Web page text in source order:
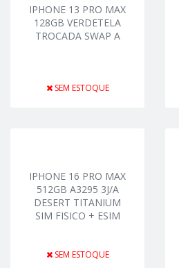
IPHONE 13 PRO MAX
128GB VERDETELA
TROCADA SWAP A
SEM ESTOQUE
IPHONE 16 PRO MAX
512GB A3295 3J/A
DESERT TITANIUM
SIM FISICO + ESIM
SEM ESTOQUE